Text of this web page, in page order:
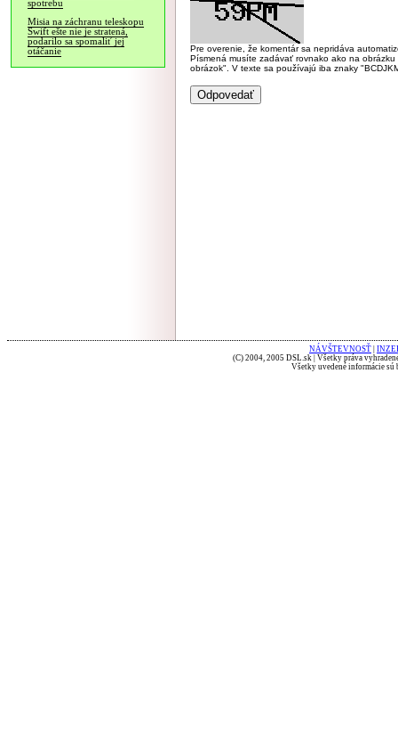
spotrebu
Misia na záchranu teleskopu
Swift ešte nie je stratená,
podarilo sa spomaliť jej
otáčanie
Pre overenie, že komentár sa nepridáva
Písmená musíte zadávať rovnako ako na
obrázok". V texte sa používajú iba znaky
NÁVŠTEVNOSŤ
(C) 2004, 2005 DSL.sk | Všetky práva
Všetky uvedené informácie sú